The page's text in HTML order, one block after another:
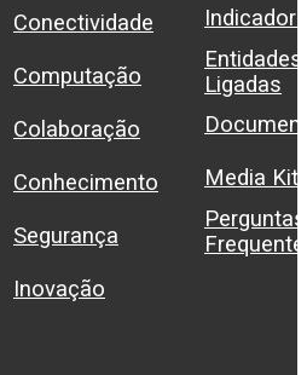
Conectividade
Computação
Colaboração
Conhecimento
Segurança
Inovação
Entidades
Ligadas
Media Kit
Perguntas